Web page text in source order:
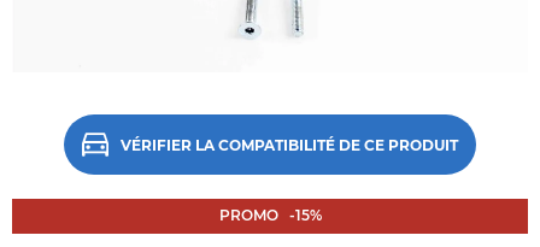
début
d'images
VÉRIFIER LA COMPATIBILITÉ DE CE PRODUIT
PROMO -15%